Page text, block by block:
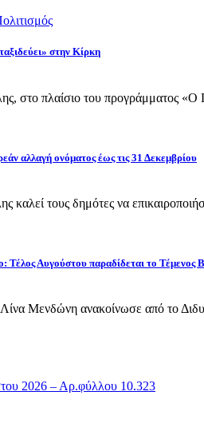
στην Κίρκη
στο πλαίσιο του προγράμματος «Ο
αλλαγή ονόματος έως τις 31 Δεκεμβρίου
τους δημότες να
Τέλος Αυγούστου παραδίδεται το Τέμενος
Μενδώνη ανακοίνωσε από το
2026 – Αρ.φύλλου 10.323